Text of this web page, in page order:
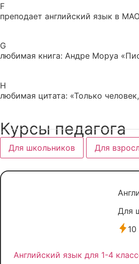
F
преподает английский язык в
G
любимая книга: Андре Моруа
H
любимая цитата: «Только
Курсы педагога
Для школьников Для
Для
Английский язык для 1-4